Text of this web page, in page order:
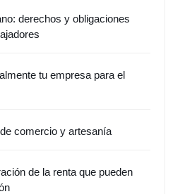
derechos y obligaciones
tu empresa para el
comercio y artesanía
de la renta que pueden